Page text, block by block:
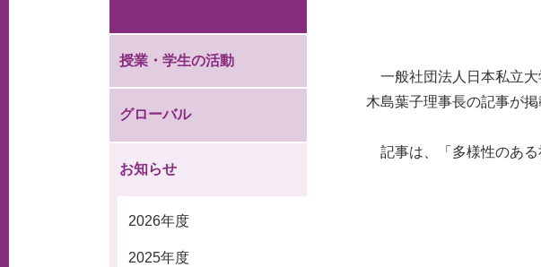
授業・学生の活動
グローバル
お知らせ
2026年度
2025年度
一般社団法人日本私立大
木島葉子理事長の記事が掲
記事は、「多様性のある